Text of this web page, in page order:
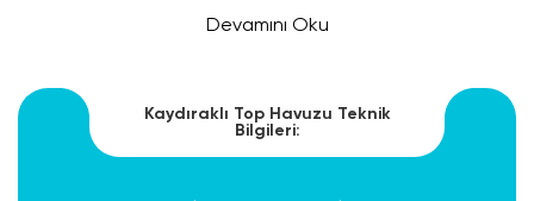
Devamını Oku
Kaydıraklı Top Havuzu Teknik
Bilgileri: